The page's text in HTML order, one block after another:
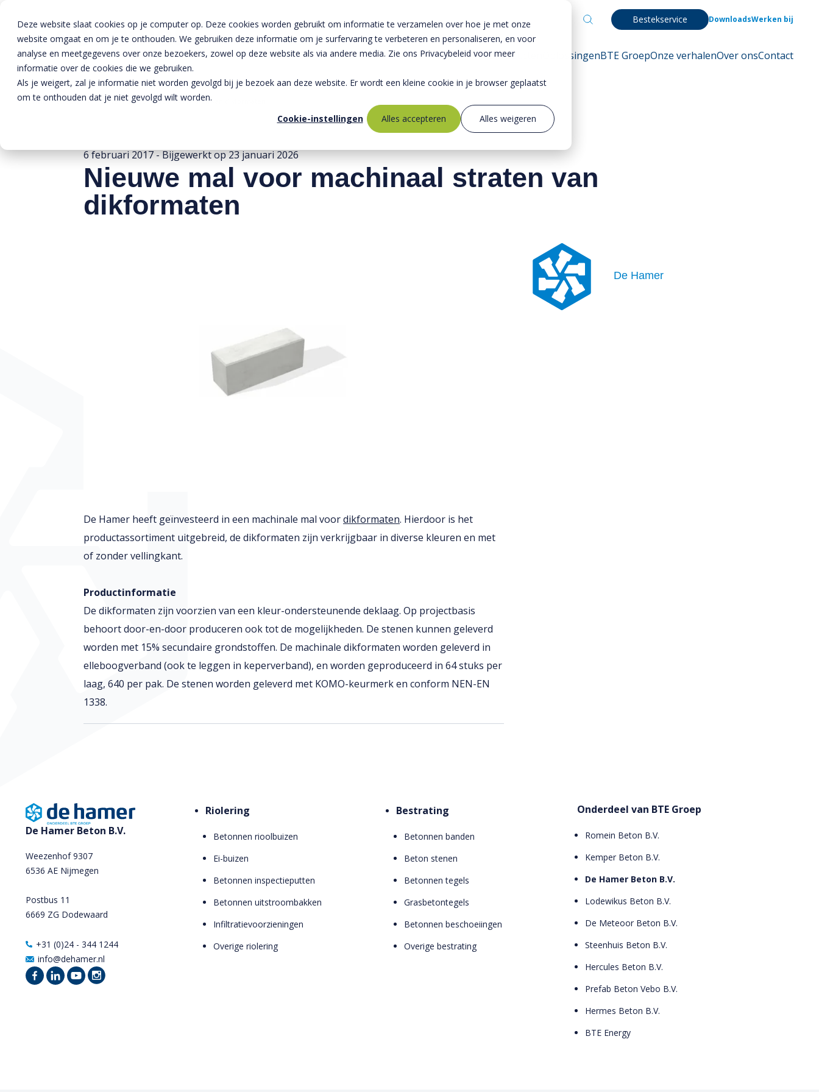
Deze website slaat cookies op je computer op. Deze cookies worden gebruikt om informatie te verzamelen over hoe je met onze
website omgaat en om je te onthouden. We gebruiken deze informatie om je surfervaring te verbeteren en personaliseren, en voor
analyse en meetgegevens over onze bezoekers, zowel op deze website als via andere media. Zie ons Privacybeleid voor meer
informatie over de cookies die we gebruiken.
Als je weigert, zal je informatie niet worden gevolgd bij je bezoek aan deze website. Er wordt een kleine cookie in je browser geplaatst
om te onthouden dat je niet gevolgd wilt worden.
Cookie-instellingen
Alles accepteren Alles weigeren
Bestekservice DownloadsWerken bij
Producten OplossingenBTE GroepOnze verhalenOver onsContact
Home » Nieuws » Nieuwe mal voor machinaal straten van dikformaten
6 februari 2017- Bijgewerkt op23 januari 2026
Nieuwe mal voor machinaal straten van
dikformaten
De Hamer heeft geïnvesteerd in een machinale mal voordikformaten. Hierdoor is het
productassortiment uitgebreid, de dikformaten zijn verkrijgbaar in diverse kleuren en met
of zonder vellingkant.
Productinformatie
De dikformaten zijn voorzien van een kleur-ondersteunende deklaag. Op projectbasis
behoort door-en-door produceren ook tot de mogelijkheden. De stenen kunnen geleverd
worden met 15% secundaire grondstoffen. De machinale dikformaten worden geleverd in
elleboogverband (ook te leggen in keperverband), en worden geproduceerd in 64 stuks per
laag, 640 per pak. De stenen worden geleverd met KOMO-keurmerk en conform NEN-EN
1338.
De Hamer
De Hamer Beton B.V.
Weezenhof 9307
6536 AE Nijmegen
Postbus 11
6669 ZG Dodewaard
+31 (0)24 - 344 1244
info@dehamer.nl
Riolering
Betonnen rioolbuizen
Ei-buizen
Betonnen inspectieputten
Betonnen uitstroombakken
Infiltratievoorzieningen
Overige riolering
Bestrating
Betonnen banden
Beton stenen
Betonnen tegels
Grasbetontegels
Betonnen beschoeiingen
Overige bestrating
Onderdeel van BTE Groep
Romein Beton B.V.
Kemper Beton B.V.
De Hamer Beton B.V.
Lodewikus Beton B.V.
De Meteoor Beton B.V.
Steenhuis Beton B.V.
Hercules Beton B.V.
Prefab Beton Vebo B.V.
Hermes Beton B.V.
BTE Energy